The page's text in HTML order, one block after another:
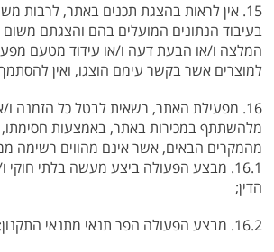
15. אין לראות בהצגת תכנים באתר, לרבות
בעיבוד הנתונים המועלים בהם והצגתם משום
המלצה ו/או הבעת דעה ו/או עידוד מטעם
למוצרים אשר בקשר עימם הוצגו, ואין
16. מפעילת האתר, רשאית לבטל כל הזמנה
מלהשתתף במכירות באתר, באמצעות
מהמקרים הבאים, אשר אינם מהווים רשימה
16.1. מבצע הפעולה ביצע מעשה בלתי חוקי
הדין;
16.2. מבצע הפעולה הפר תנאי מתנאי התקנון;